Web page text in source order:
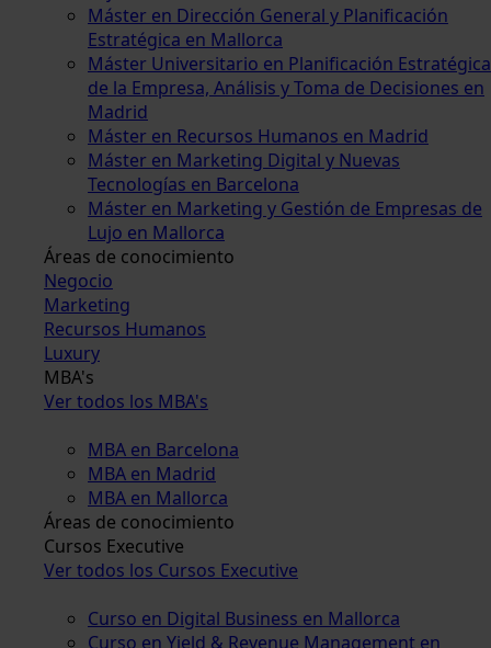
Máster en Dirección General y Planificación
Estratégica en Mallorca
Máster Universitario en Planificación Estratégica
de la Empresa, Análisis y Toma de Decisiones en
Madrid
Máster en Recursos Humanos en Madrid
Máster en Marketing Digital y Nuevas
Tecnologías en Barcelona
Máster en Marketing y Gestión de Empresas de
Lujo en Mallorca
Áreas de conocimiento
Negocio
Marketing
Recursos Humanos
Luxury
MBA's
Ver todos los MBA's
MBA en Barcelona
MBA en Madrid
MBA en Mallorca
Áreas de conocimiento
Cursos Executive
Ver todos los Cursos Executive
Curso en Digital Business en Mallorca
Curso en Yield & Revenue Management en